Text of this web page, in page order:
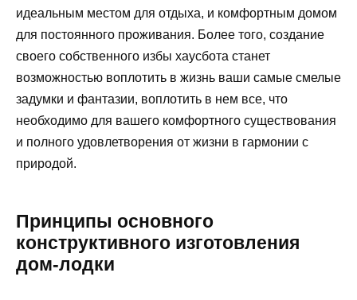
идеальным местом для отдыха, и комфортным домом
для постоянного проживания. Более того, создание
своего собственного избы хаусбота станет
возможностью воплотить в жизнь ваши самые смелые
задумки и фантазии, воплотить в нем все, что
необходимо для вашего комфортного существования
и полного удовлетворения от жизни в гармонии с
природой.
Принципы основного
конструктивного изготовления
дом-лодки